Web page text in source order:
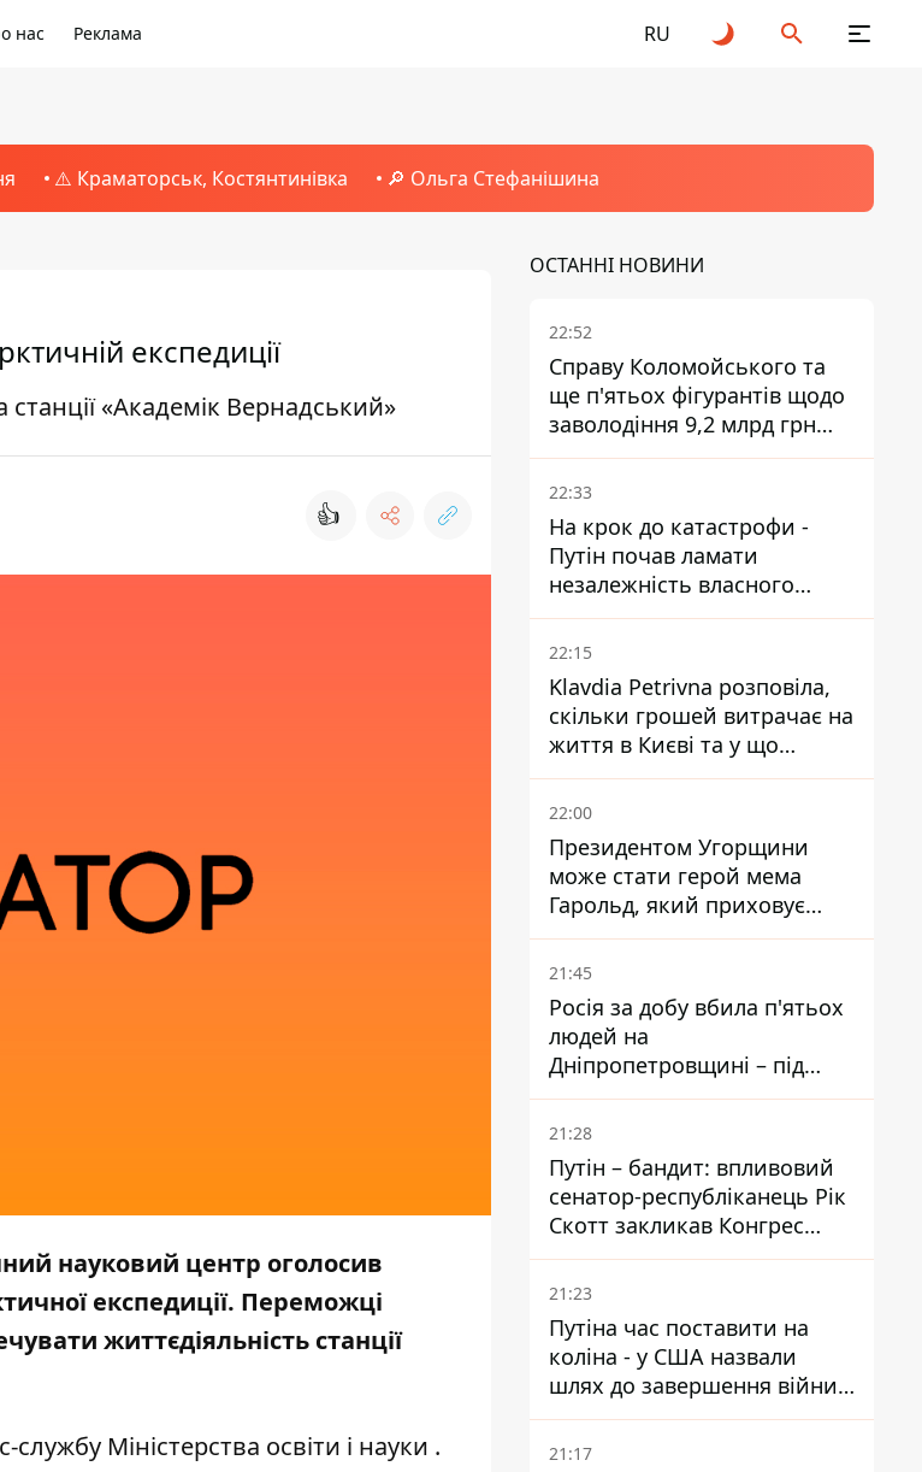
нас Реклама RU
⚠️ Краматорськ, Костянтинівка 🔎 Ольга Стефанішина
експедиції
«Академік Вернадський»
👍
науковий центр оголосив
експедиції. Переможці
життєдіяльність станції
службу Міністерства освіти і науки .
ОСТАННІ НОВИНИ
22:52
Справу Коломойського та
ще п'ятьох фігурантів щодо
заволодіння 9,2 млрд грн
ПриватБанку скерували до
суду
22:33
На крок до катастрофи -
Путін почав ламати
незалежність власного
Центробанку, змусивши
знизити базову ставку
22:15
Klavdia Petrivna розповіла,
скільки грошей витрачає на
життя в Києві та у що
вкладає мільйони
22:00
Президентом Угорщини
може стати герой мема
Гарольд, який приховує
біль – він очолив народне
голосування
21:45
Росія за добу вбила п'ятьох
людей на
Дніпропетровщині – під
ударами опинилися п'ять
районів області
21:28
Путін – бандит: впливовий
сенатор-республіканець Рік
Скотт закликав Конгрес
притягнути РФ до
відповідальності за війну в
Україні
21:23
Путіна час поставити на
коліна - у США назвали
шлях до завершення війни -
National Security Journal
21:17